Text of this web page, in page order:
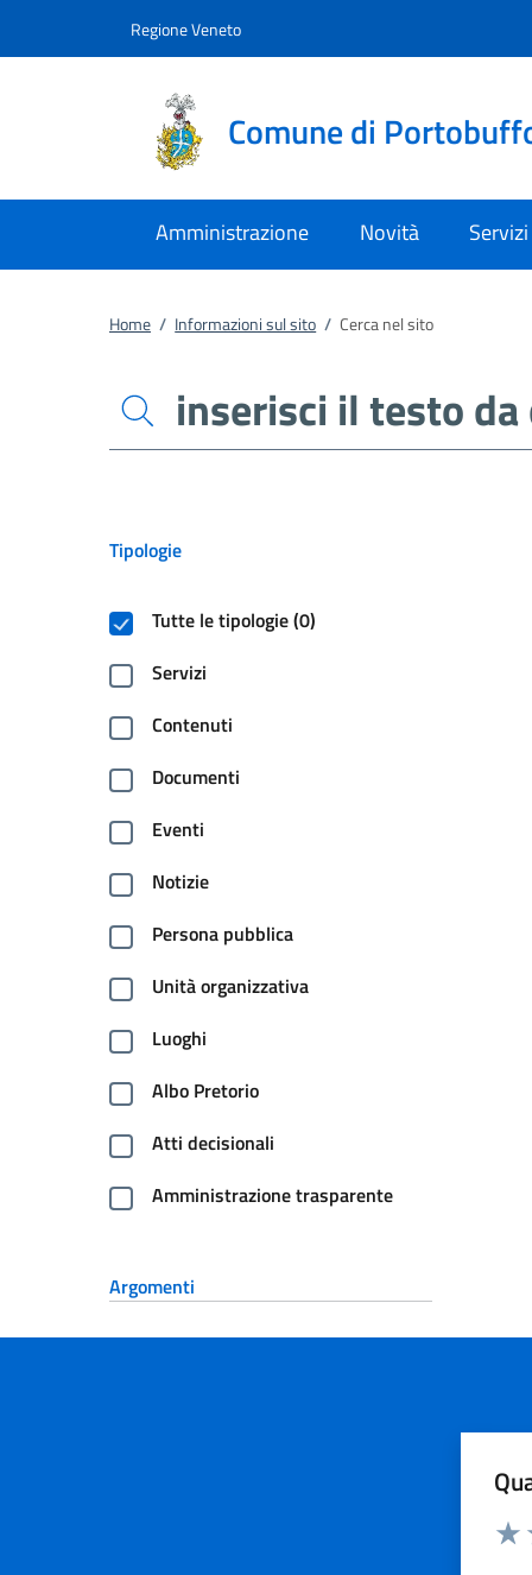
Regione Veneto
Comune di
Amministrazione Novità Servizi
Home / Informazioni sul sito / Cerca nel sito
Tipologie
Tutte le tipologie (0)
Servizi
Contenuti
Documenti
Eventi
Notizie
Persona pubblica
Unità organizzativa
Luoghi
Albo Pretorio
Atti decisionali
Amministrazione trasparente
Argomenti